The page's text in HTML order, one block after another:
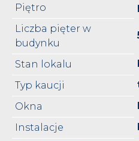
Piętro
Liczba pięter w
budynku
Stan lokalu
Typ kaucji
Okna
Instalacje